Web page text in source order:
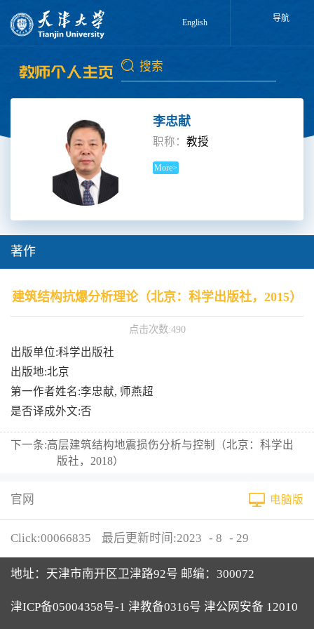
English 导航
李忠献
职称：教授
More>
著作
建筑结构抗爆分析理论（北京：科学出版社，2015）
点击次数:490
出版单位:科学出版社
出版地:北京
第一作者姓名:李忠献, 师燕超
是否译成外文:否
下一条:高层建筑结构地震损伤分析与控制（北京：科学出
版社，2018）
官网 电脑版
Click:00066835 最后更新时间:2023 - 8 - 29
地址：天津市南开区卫津路92号 邮编：300072
津ICP备05004358号-1 津教备0316号 津公网安备 12010